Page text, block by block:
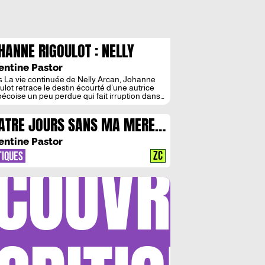
RIGOULOT : NELLY
ET LA BANALITE DU MALE
Pastor
La vie continuée de Nelly Arcan, Johanne
retrace le destin écourté d’une autrice
un peu perdue qui fait irruption dans
littéraire, sociale et masculine de la vie
Arcan, sainte dans la grande famille des
[…]
JOURS SANS MA MERE
KEFI: CHRONIQUE
DEPENDANCE ORDINAIRE
Pastor
ZC